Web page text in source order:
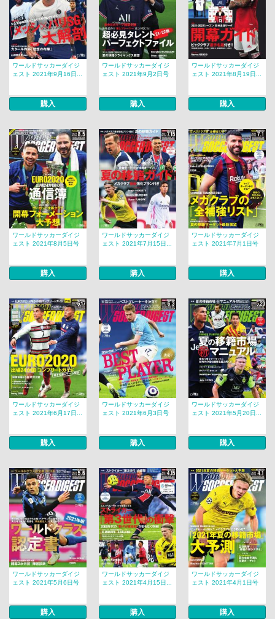
ワールドサッカーダイジ
ェスト 2021年9月16日...
購入
ワールドサッカーダイジ
ェスト 2021年9月2日号
購入
ワールドサッカーダイジ
ェスト 2021年8月19日...
購入
ワールドサッカーダイジ
ェスト 2021年8月5日号
購入
ワールドサッカーダイジ
ェスト 2021年7月15日...
購入
ワールドサッカーダイジ
ェスト 2021年7月1日号
購入
ワールドサッカーダイジ
ェスト 2021年6月17日...
購入
ワールドサッカーダイジ
ェスト 2021年6月3日号
購入
ワールドサッカーダイジ
ェスト 2021年5月20日...
購入
ワールドサッカーダイジ
ェスト 2021年5月6日号
購入
ワールドサッカーダイジ
ェスト 2021年4月15日...
購入
ワールドサッカーダイジ
ェスト 2021年4月1日号
購入